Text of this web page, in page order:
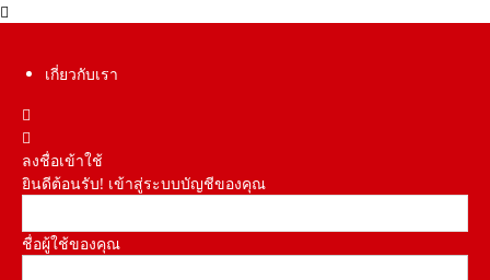
เกี่ยวกับเรา
ลงชื่อเข้าใช้
ยินดีต้อนรับ! เข้าสู่ระบบบัญชีของคุณ
ชื่อผู้ใช้ของคุณ